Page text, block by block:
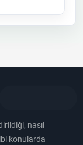
nasıl
konularda